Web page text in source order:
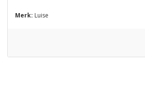
Merk: Luise